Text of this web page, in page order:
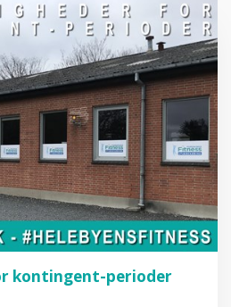
kontingent-perioder